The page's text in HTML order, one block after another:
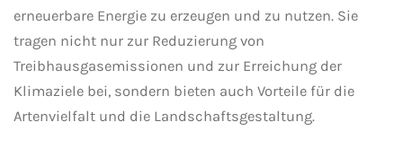
erneuerbare Energie zu erzeugen und zu nutzen. Sie
tragen nicht nur zur Reduzierung von
Treibhausgasemissionen und zur Erreichung der
Klimaziele bei, sondern bieten auch Vorteile für die
Artenvielfalt und die Landschaftsgestaltung.